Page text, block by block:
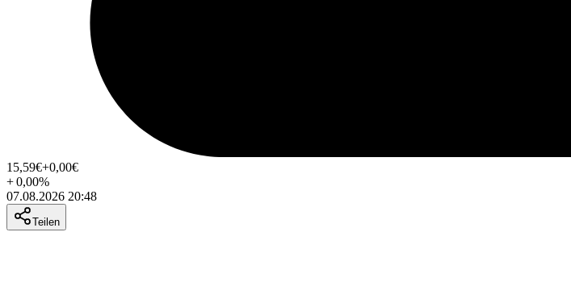
15,59€+0,00€
+0,00%
07.08.2026 20:48
Teilen